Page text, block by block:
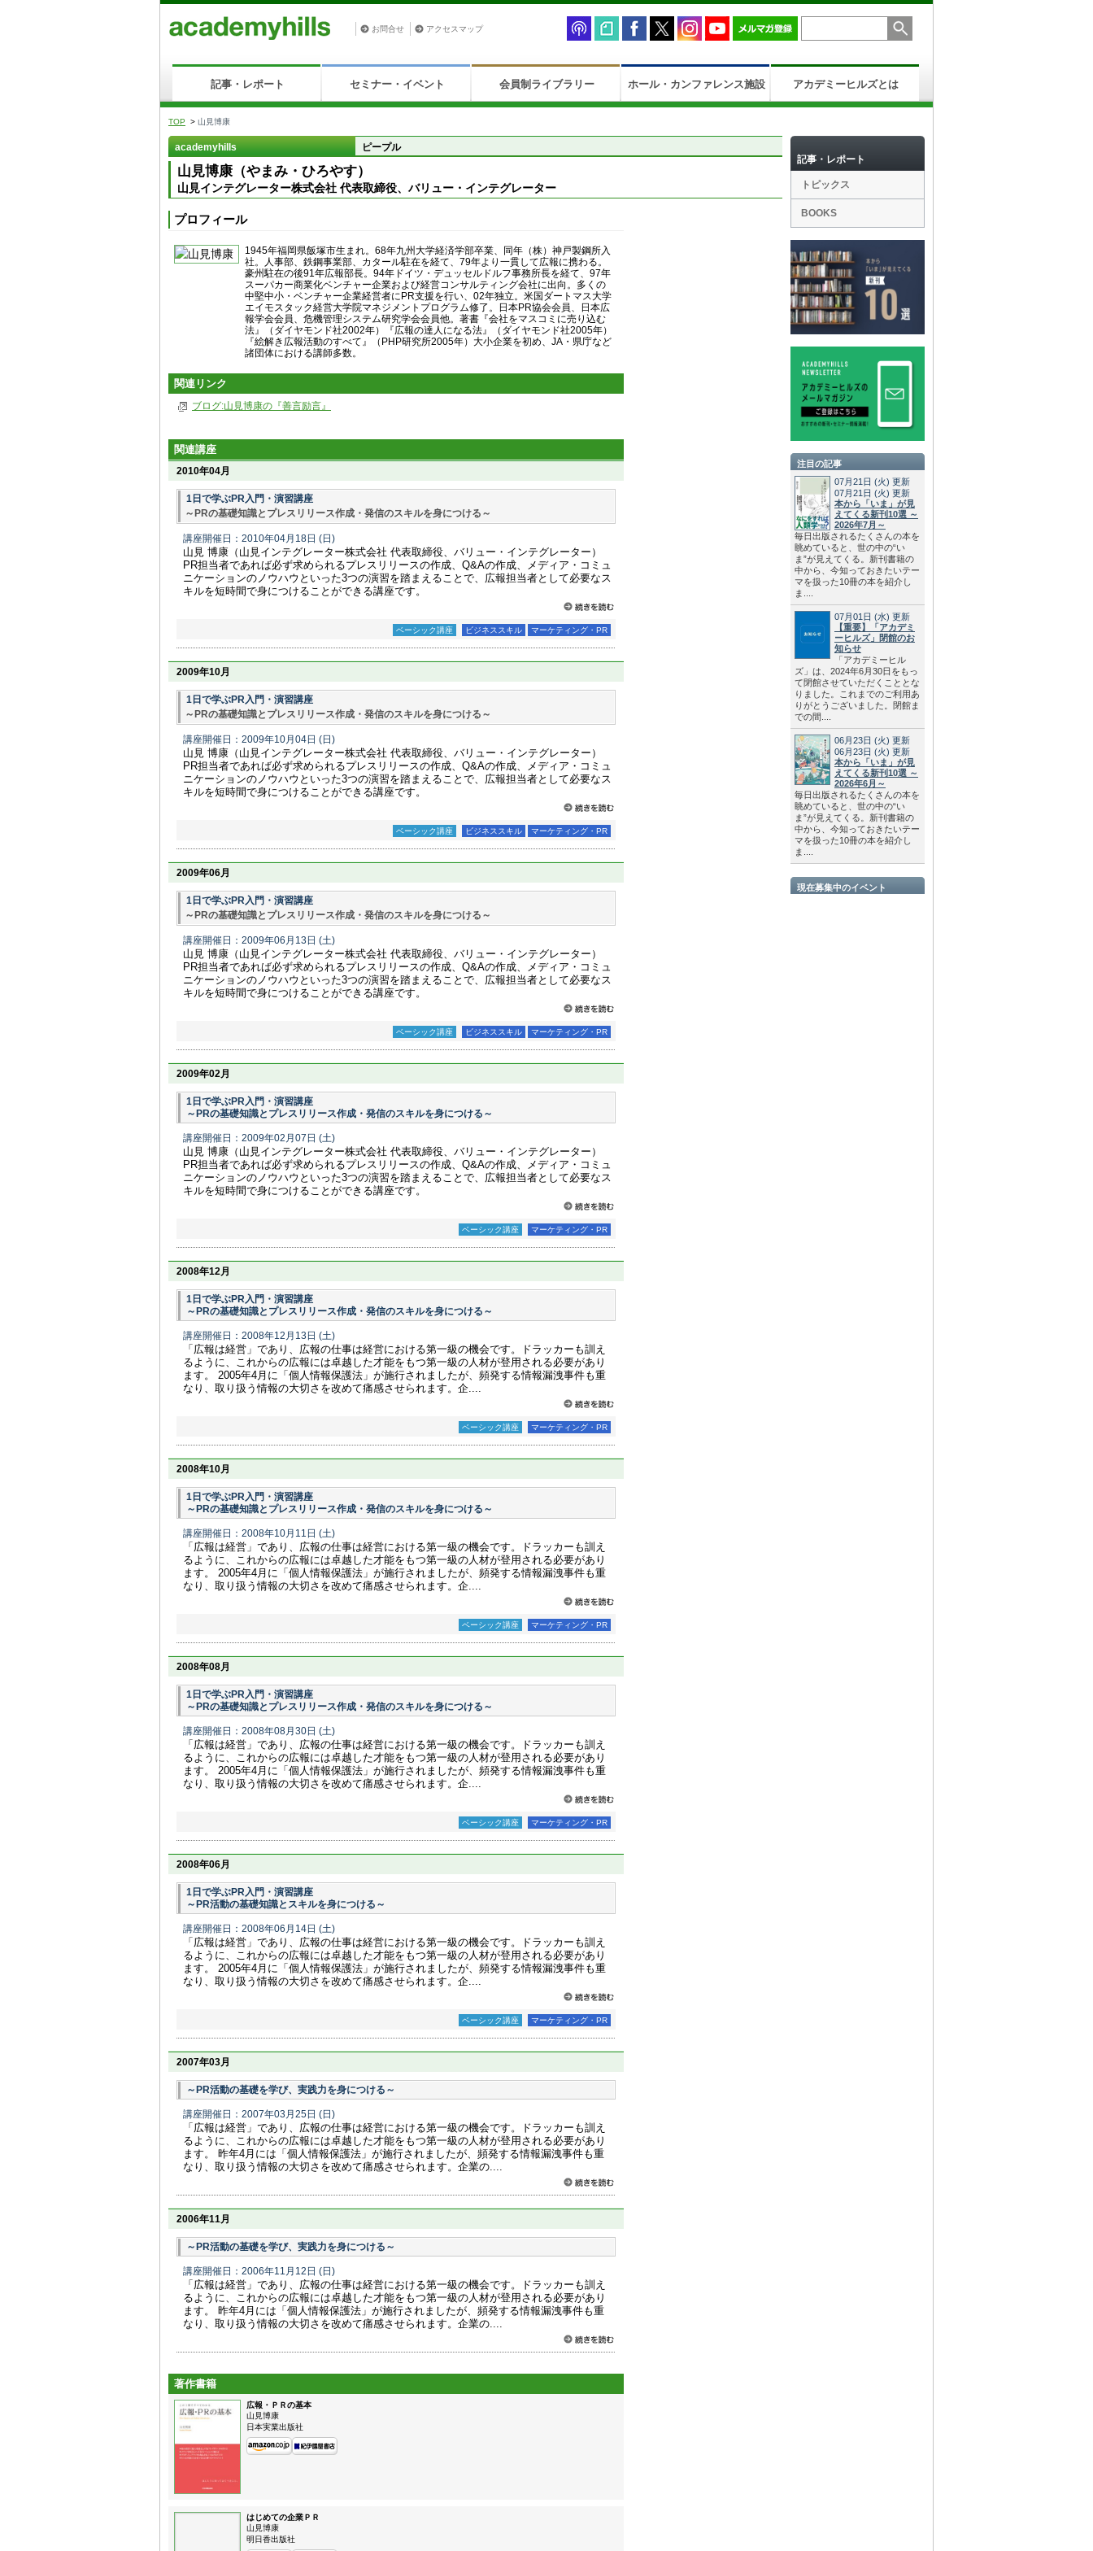
お問合せ アクセスマップ
記事・レポート セミナー・イベント 会員制ライブラリー ホール・カンファレンス施設 アカデミーヒルズとは
TOP > 山見博康
academyhills ピープル
山見博康（やまみ・ひろやす）
山見インテグレーター株式会社 代表取締役、バリュー・インテグレーター
プロフィール
1945年福岡県飯塚市生まれ。68年九州大学経済学部卒業、同年（株）神戸製鋼所入
社。人事部、鉄鋼事業部、カタール駐在を経て、79年より一貫して広報に携わる。
豪州駐在の後91年広報部長。94年ドイツ・デュッセルドルフ事務所長を経て、97年
スーパカー商業化ベンチャー企業および経営コンサルティング会社に出向。多くの
中堅中小・ベンチャー企業経営者にPR支援を行い、02年独立。米国ダートマス大学
エイモスタック経営大学院マネジメントプログラム修了。日本PR協会会員、日本広
報学会会員、危機管理システム研究学会会員他。著書『会社をマスコミに売り込む
法』（ダイヤモンド社2002年）『広報の達人になる法』（ダイヤモンド社2005年）
『絵解き広報活動のすべて』（PHP研究所2005年）大小企業を初め、JA・県庁など
諸団体における講師多数。
関連リンク
ブログ:山見博康の『善言励言』
関連講座
2010年04月
1日で学ぶPR入門・演習講座
～PRの基礎知識とプレスリリース作成・発信のスキルを身につける～
講座開催日：2010年04月18日 (日)
山見 博康（山見インテグレーター株式会社 代表取締役、バリュー・インテグレーター）
PR担当者であれば必ず求められるプレスリリースの作成、Q&Aの作成、メディア・コミュ
ニケーションのノウハウといった3つの演習を踏まえることで、広報担当者として必要なス
キルを短時間で身につけることができる講座です。
ベーシック講座 ビジネススキル マーケティング・PR
2009年10月
1日で学ぶPR入門・演習講座
～PRの基礎知識とプレスリリース作成・発信のスキルを身につける～
講座開催日：2009年10月04日 (日)
山見 博康（山見インテグレーター株式会社 代表取締役、バリュー・インテグレーター）
PR担当者であれば必ず求められるプレスリリースの作成、Q&Aの作成、メディア・コミュ
ニケーションのノウハウといった3つの演習を踏まえることで、広報担当者として必要なス
キルを短時間で身につけることができる講座です。
ベーシック講座 ビジネススキル マーケティング・PR
2009年06月
1日で学ぶPR入門・演習講座
～PRの基礎知識とプレスリリース作成・発信のスキルを身につける～
講座開催日：2009年06月13日 (土)
山見 博康（山見インテグレーター株式会社 代表取締役、バリュー・インテグレーター）
PR担当者であれば必ず求められるプレスリリースの作成、Q&Aの作成、メディア・コミュ
ニケーションのノウハウといった3つの演習を踏まえることで、広報担当者として必要なス
キルを短時間で身につけることができる講座です。
ベーシック講座 ビジネススキル マーケティング・PR
2009年02月
1日で学ぶPR入門・演習講座
～PRの基礎知識とプレスリリース作成・発信のスキルを身につける～
講座開催日：2009年02月07日 (土)
山見 博康（山見インテグレーター株式会社 代表取締役、バリュー・インテグレーター）
PR担当者であれば必ず求められるプレスリリースの作成、Q&Aの作成、メディア・コミュ
ニケーションのノウハウといった3つの演習を踏まえることで、広報担当者として必要なス
キルを短時間で身につけることができる講座です。
ベーシック講座 マーケティング・PR
2008年12月
1日で学ぶPR入門・演習講座
～PRの基礎知識とプレスリリース作成・発信のスキルを身につける～
講座開催日：2008年12月13日 (土)
「広報は経営」であり、広報の仕事は経営における第一級の機会です。ドラッカーも訓え
るように、これからの広報には卓越した才能をもつ第一級の人材が登用される必要があり
ます。 2005年4月に「個人情報保護法」が施行されましたが、頻発する情報漏洩事件も重
なり、取り扱う情報の大切さを改めて痛感させられます。企....
ベーシック講座 マーケティング・PR
2008年10月
1日で学ぶPR入門・演習講座
～PRの基礎知識とプレスリリース作成・発信のスキルを身につける～
講座開催日：2008年10月11日 (土)
「広報は経営」であり、広報の仕事は経営における第一級の機会です。ドラッカーも訓え
るように、これからの広報には卓越した才能をもつ第一級の人材が登用される必要があり
ます。 2005年4月に「個人情報保護法」が施行されましたが、頻発する情報漏洩事件も重
なり、取り扱う情報の大切さを改めて痛感させられます。企....
ベーシック講座 マーケティング・PR
2008年08月
1日で学ぶPR入門・演習講座
～PRの基礎知識とプレスリリース作成・発信のスキルを身につける～
講座開催日：2008年08月30日 (土)
「広報は経営」であり、広報の仕事は経営における第一級の機会です。ドラッカーも訓え
るように、これからの広報には卓越した才能をもつ第一級の人材が登用される必要があり
ます。 2005年4月に「個人情報保護法」が施行されましたが、頻発する情報漏洩事件も重
なり、取り扱う情報の大切さを改めて痛感させられます。企....
ベーシック講座 マーケティング・PR
2008年06月
1日で学ぶPR入門・演習講座
～PR活動の基礎知識とスキルを身につける～
講座開催日：2008年06月14日 (土)
「広報は経営」であり、広報の仕事は経営における第一級の機会です。ドラッカーも訓え
るように、これからの広報には卓越した才能をもつ第一級の人材が登用される必要があり
ます。 2005年4月に「個人情報保護法」が施行されましたが、頻発する情報漏洩事件も重
なり、取り扱う情報の大切さを改めて痛感させられます。企....
ベーシック講座 マーケティング・PR
2007年03月
～PR活動の基礎を学び、実践力を身につける～
講座開催日：2007年03月25日 (日)
「広報は経営」であり、広報の仕事は経営における第一級の機会です。ドラッカーも訓え
るように、これからの広報には卓越した才能をもつ第一級の人材が登用される必要があり
ます。 昨年4月には「個人情報保護法」が施行されましたが、頻発する情報漏洩事件も重
なり、取り扱う情報の大切さを改めて痛感させられます。企業の....
2006年11月
～PR活動の基礎を学び、実践力を身につける～
講座開催日：2006年11月12日 (日)
「広報は経営」であり、広報の仕事は経営における第一級の機会です。ドラッカーも訓え
るように、これからの広報には卓越した才能をもつ第一級の人材が登用される必要があり
ます。 昨年4月には「個人情報保護法」が施行されましたが、頻発する情報漏洩事件も重
なり、取り扱う情報の大切さを改めて痛感させられます。企業の....
著作書籍
広報・ＰＲの基本
山見博康
日本実業出版社
はじめての企業ＰＲ
山見博康
明日香出版社
記事・レポート
トピックス
BOOKS
注目の記事
07月21日 (火) 更新
07月21日 (火) 更新
本から「いま」が見
えてくる新刊10選 ～
2026年7月～
毎日出版されるたくさんの本を
眺めていると、世の中の“い
ま”が見えてくる。新刊書籍の
中から、今知っておきたいテー
マを扱った10冊の本を紹介し
ま....
07月01日 (水) 更新
【重要】「アカデミ
ーヒルズ」閉館のお
知らせ
「アカデミーヒル
ズ」は、2024年6月30日をもっ
て閉館させていただくこととな
りました。これまでのご利用あ
りがとうございました。閉館ま
での間....
06月23日 (火) 更新
06月23日 (火) 更新
本から「いま」が見
えてくる新刊10選 ～
2026年6月～
毎日出版されるたくさんの本を
眺めていると、世の中の“い
ま”が見えてくる。新刊書籍の
中から、今知っておきたいテー
マを扱った10冊の本を紹介し
ま....
現在募集中のイベント